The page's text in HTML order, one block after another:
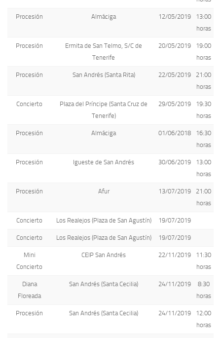
Procesión Almáciga 12/05/2019
13:00
horas
Procesión
Ermita de San Telmo, S/C de
Tenerife
20/05/2019
19:00
horas
Procesión San Andrés (Santa Rita) 22/05/2019
21:00
horas
Concierto
Plaza del Príncipe (Santa Cruz de
Tenerife)
29/05/2019
19:30
horas
Procesión Almáciga 01/06/2018
16:30
horas
Procesión Igueste de San Andrés 30/06/2019
13:00
horas
Procesión Afur 13/07/2019
21:00
horas
Concierto Los Realejos (Plaza de San Agustín) 19/07/2019
Concierto Los Realejos (Plaza de San Agustín) 19/07/2019
Mini
Concierto
CEIP San Andrés 22/11/2019
11:30
horas
Diana
Floreada
San Andrés (Santa Cecilia) 24/11/2019
8:30
horas
Procesión San Andrés (Santa Cecilia) 24/11/2019
12:00
horas